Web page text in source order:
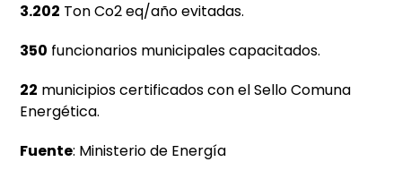
3.202 Ton Co2 eq/año evitadas.
350 funcionarios municipales capacitados.
22 municipios certificados con el Sello Comuna
Energética.
Fuente: Ministerio de Energía